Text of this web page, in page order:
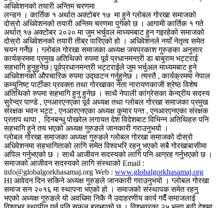
लन्डन । कार्तिक १ अर्थात अक्टोबर १७ मा हुने ग्लोबल गोरखा समाजको
दोस्रो अधिवेशनको तयारी अन्तिम चरणमा पुगेको छ । आगामी कार्तिक १ गते
अर्थात् १७ अक्टोबर २०२० मा जुम भर्चुवल माध्यमबाट हुन गइरहेको समाजको
दोस्रो अधिवेशनको तयारी तीब्र पारिएको हो । अधिवेशनले नयाँ नेतृत्व समेत
चयन गर्नेछ । ग्लोबल गोरखा समाजका अध्यक्ष जयप्रकाश गुरुङका अनुसार
कार्यक्रममा प्रमुख अतिथिको रुपमा पूर्व प्रधानमन्त्री डा बाबुराम भट्टराई
सहभागि हुनुहुनेछ | पूर्वप्रधानमन्त्री भट्टराईले जुम भर्चुअल माध्यमबाट हुने
अधिवेशनको औपचारिक रुपमा उद्घाटन गर्नुहुनेछ । त्यस्तै , कार्यक्रममा नेपाल
कम्युनिष्ट पार्टीका प्रवक्ता तथा गोरखाका नेता नारायणकाजी श्रेष्ठ विशेष
अतिथिको रुपमा सहभागि हुनु हुनेछ । साथै नेपाली कांग्रेसका केन्द्रीय सदस्य
सुरेन्द्र पाण्डे , एनआरएनएका पूर्व अध्यक्ष तथा ग्लोबल गोरखा समाजका प्रमुख
संरक्षक भवन भट्ट , एनआरएनएका अध्यक्ष कुमार पन्त , एनआरएनएका संरक्षक
प्रताप थापा , दिनबन्धु पोखरेल लगायत देश विदेशबाट विभिन्न अतिथिहरु पनि
सहभागि हुने तय भएको अध्यक्ष गुरुङले जानकारी गराउनुभयो ।
ग्लोबल गोरखा समाजका अध्यक्ष गुरुङले ग्लोबल गोरखा समाजको दोस्रो
अधिवेशनमा सहभागिताको लागि समेत विश्वभरि रहनु भएको सबै गोरखाबासीमा
अपिल गर्नुभएको छ । साथै आजीवन सदस्यको लागि पनि आग्रह गर्नुभएको छ ।
समाजको आजीवन सदस्यको लागि संस्थाको Email :
info@globalgorkhasamaj.org Web : www.globalgorkhasamaj.org
HI आवेदन दिन सकिने अध्यक्ष गुरुङले जानकारी गराउनुभयो । ग्लोबल गोरखा
समाज सन २०१६ मा स्थापना भएको हो । समाजको संस्थापक समेत रहनु
भएको अध्यक्ष गुरुङले यो अवधिमा निकै नै उदाहरणीय कार्य गर्दै समाजलाई